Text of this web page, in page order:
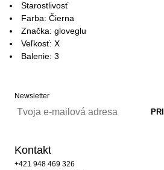
Starostlivosť
Farba: Čierna
Značka: gloveglu
Veľkosť: X
Balenie: 3
Newsletter
Kontakt
+421 948 469 326